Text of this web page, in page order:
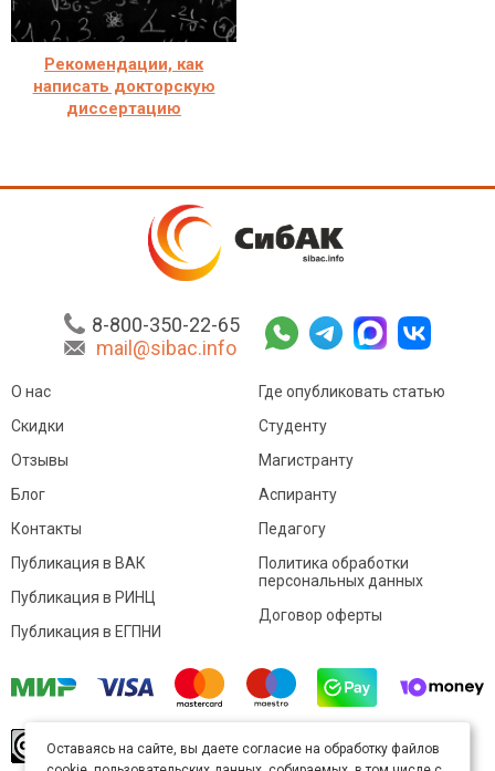
Рекомендации, как
написать докторскую
диссертацию
8-800-350-22-65
mail@sibac.info
О нас
Скидки
Отзывы
Блог
Контакты
Где опубликовать статью
Студенту
Магистранту
Аспиранту
Педагогу
Публикация в ВАК
Публикация в РИНЦ
Публикация в ЕГПНИ
Политика обработки
персональных данных
Договор оферты
произведение доступно полицензии Creative
Оставаясь на сайте, вы даете согласие на обработку файлов